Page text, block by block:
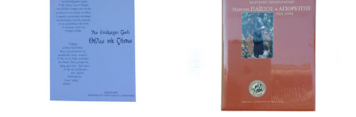
επιθυμιών
Πρόσθήκη
στην λίστα